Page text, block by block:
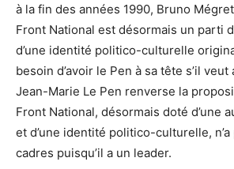
à la fin des années 1990, Bruno
Front National est désormais un parti
d’une identité politico-culturelle
besoin d’avoir le Pen à sa tête s’il
Jean-Marie Le Pen renverse la
Front National, désormais doté d’une
et d’une identité politico-culturelle,
cadres puisqu’il a un leader.